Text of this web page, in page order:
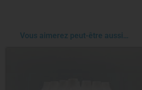
Vous aimerez peut-être aussi…